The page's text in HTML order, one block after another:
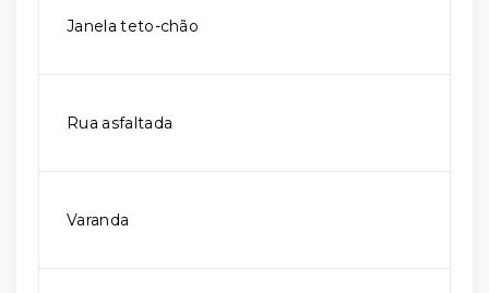
Janela teto-chão
Rua asfaltada
Varanda